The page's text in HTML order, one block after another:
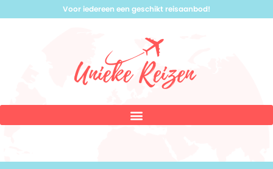
Voor iedereen een geschikt reisaanbod!